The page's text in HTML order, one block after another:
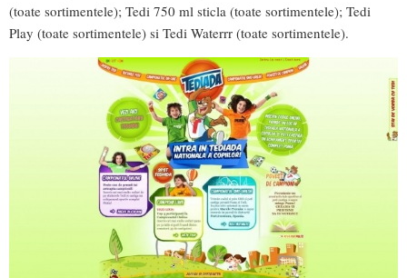
(toate sortimentele); Tedi 750 ml sticla (toate sortimentele); Tedi
Play (toate sortimentele) si Tedi Waterrr (toate sortimentele).